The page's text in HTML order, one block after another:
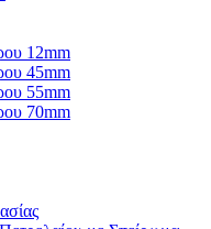
12mm
45mm
55mm
70mm